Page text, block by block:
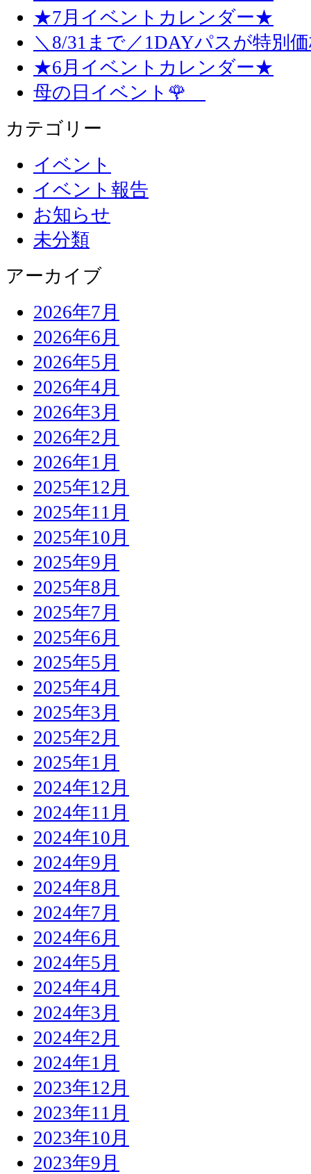
★7月イベントカレンダー★
＼8/31まで／1DAYパスが特別
★6月イベントカレンダー★
母の日イベント🌹
カテゴリー
イベント
イベント報告
お知らせ
未分類
アーカイブ
2026年7月
2026年6月
2026年5月
2026年4月
2026年3月
2026年2月
2026年1月
2025年12月
2025年11月
2025年10月
2025年9月
2025年8月
2025年7月
2025年6月
2025年5月
2025年4月
2025年3月
2025年2月
2025年1月
2024年12月
2024年11月
2024年10月
2024年9月
2024年8月
2024年7月
2024年6月
2024年5月
2024年4月
2024年3月
2024年2月
2024年1月
2023年12月
2023年11月
2023年10月
2023年9月